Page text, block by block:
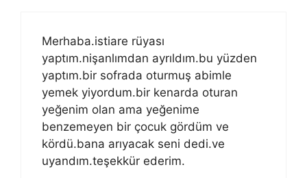
Merhaba.istiare rüyası
yaptım.nişanlımdan ayrıldım.bu yüzden
yaptım.bir sofrada oturmuş abimle
yemek yiyordum.bir kenarda oturan
yeğenim olan ama yeğenime
benzemeyen bir çocuk gördüm ve
kördü.bana arıyacak seni dedi.ve
uyandım.teşekkür ederim.